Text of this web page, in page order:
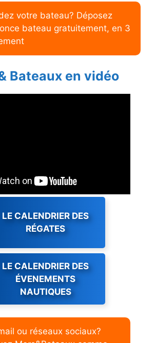
votre bateau? Déposez
bateau gratuitement, en 3
Bateaux en vidéo
LE CALENDRIER DES
RÉGATES
LE CALENDRIER DES
ÉVENEMENTS
NAUTIQUES
ou réseaux sociaux?